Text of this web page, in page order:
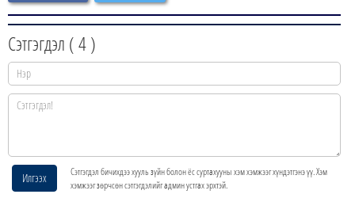
Сэтгэгдэл (4)
Илгээх
Сэтгэгдэл бичихдээ хууль зүйн болон ёс суртахууны хэм хэмжээг хүндэтгэнэ үү. Хэм
хэмжээг зөрчсөн сэтгэгдэлийг админ устгах эрхтэй.